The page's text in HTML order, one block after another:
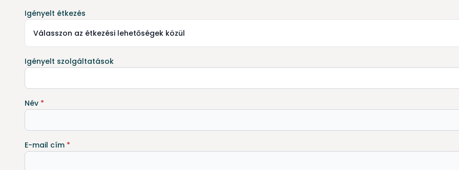
Igényelt étkezés
Válasszon az étkezési lehetőségek közül
Igényelt szolgáltatások
Név *
E-mail cím *